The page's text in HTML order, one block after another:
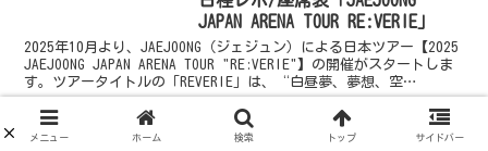
JAPAN ARENA TOUR RE:VERIE」
2025年10月より、JAEJOONG（ジェジュン）による日本ツアー【2025
JAEJOONG JAPAN ARENA TOUR "RE:VERIE"】の開催がスタートしま
す。ツアータイトルの「REVERIE」は、“白昼夢、夢想、空
想”と...
J-POP ノイミー7周年コンサートセトリ
メニュー ホーム 検索 トップ サイドバー